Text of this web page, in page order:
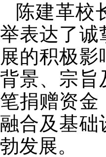
陈建革校
举表达了诚
展的积极
背景、宗旨
笔捐赠资金
融合及基础
勃发展。